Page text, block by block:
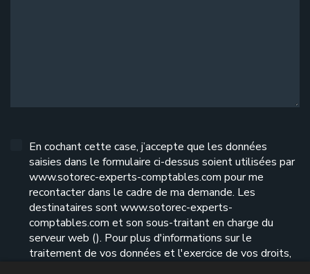
En cochant cette case, j’accepte que les données
saisies dans le formulaire ci-dessus soient utilisées par
www.sotorec-experts-comptables.com pour me
recontacter dans le cadre de ma demande. Les
destinataires sont www.sotorec-experts-
comptables.com et son sous-traitant en charge du
serveur web (). Pour plus d'informations sur le
traitement de vos données et l'exercice de vos droits,